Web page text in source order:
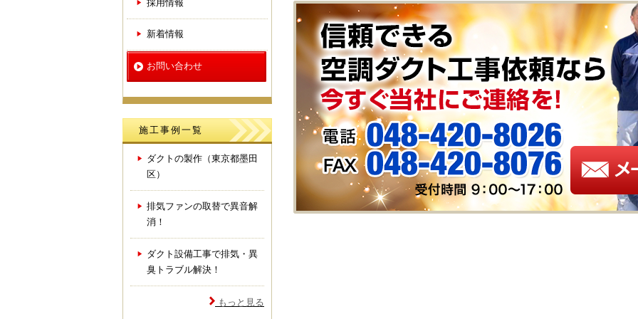
採用情報
新着情報
お問い合わせ
施工事例一覧
ダクトの製作（東京都墨田
区）
排気ファンの取替で異音解
消！
ダクト設備工事で排気・異
臭トラブル解決！
もっと見る